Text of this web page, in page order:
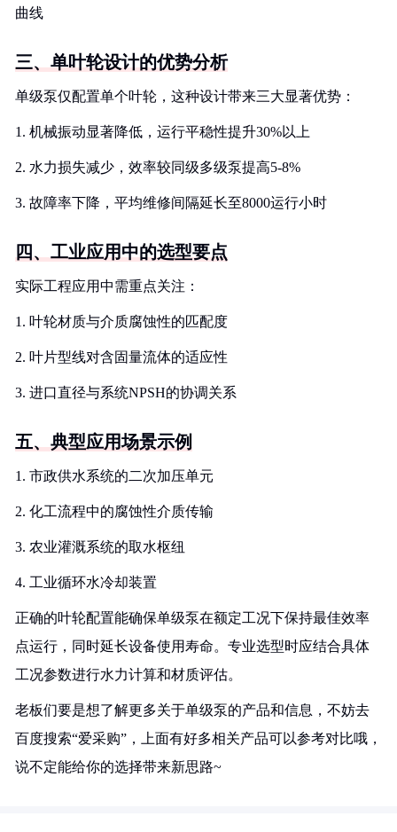
曲线
三、单叶轮设计的优势分析
单级泵仅配置单个叶轮，这种设计带来三大显著优势：
1. 机械振动显著降低，运行平稳性提升30%以上
2. 水力损失减少，效率较同级多级泵提高5-8%
3. 故障率下降，平均维修间隔延长至8000运行小时
四、工业应用中的选型要点
实际工程应用中需重点关注：
1. 叶轮材质与介质腐蚀性的匹配度
2. 叶片型线对含固量流体的适应性
3. 进口直径与系统NPSH的协调关系
五、典型应用场景示例
1. 市政供水系统的二次加压单元
2. 化工流程中的腐蚀性介质传输
3. 农业灌溉系统的取水枢纽
4. 工业循环水冷却装置
正确的叶轮配置能确保单级泵在额定工况下保持最佳效率
点运行，同时延长设备使用寿命。专业选型时应结合具体
工况参数进行水力计算和材质评估。
老板们要是想了解更多关于单级泵的产品和信息，不妨去
百度搜索“爱采购”，上面有好多相关产品可以参考对比哦，
说不定能给你的选择带来新思路~